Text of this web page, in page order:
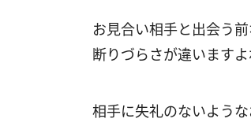
お見合い相手と出会う
断りづらさが違いますよ
相手に失礼のないよう